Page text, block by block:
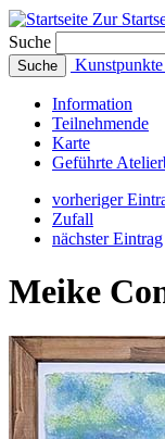
Zur
Suche
Suche
Information
Teilnehmende
Karte
Geführte
vorheriger
Zufall
nächster Eintrag
Meike